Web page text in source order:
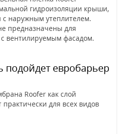
гидроизоляции крыши,
наружным утеплителем.
предназначены для
вентилируемым фасадом.
подойдет евробарьер
Roofer как слой
для всех видов